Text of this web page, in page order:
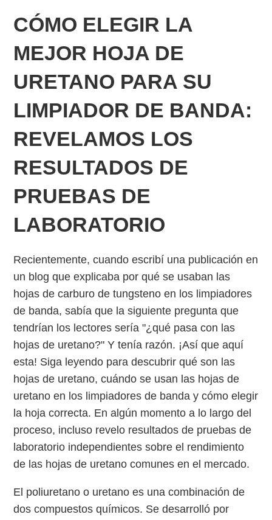
CÓMO ELEGIR LA
MEJOR HOJA DE
URETANO PARA SU
LIMPIADOR DE BANDA:
REVELAMOS LOS
RESULTADOS DE
PRUEBAS DE
LABORATORIO
Recientemente, cuando escribí una publicación en
un blog que explicaba por qué se usaban las
hojas de carburo de tungsteno en los limpiadores
de banda, sabía que la siguiente pregunta que
tendrían los lectores sería "¿qué pasa con las
hojas de uretano?" Y tenía razón. ¡Así que aquí
esta! Siga leyendo para descubrir qué son las
hojas de uretano, cuándo se usan las hojas de
uretano en los limpiadores de banda y cómo elegir
la hoja correcta. En algún momento a lo largo del
proceso, incluso revelo resultados de pruebas de
laboratorio independientes sobre el rendimiento
de las hojas de uretano comunes en el mercado.
El poliuretano o uretano es una combinación de
dos compuestos químicos. Se desarrolló por